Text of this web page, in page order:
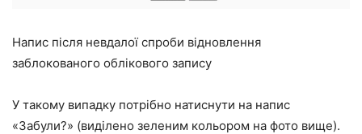
Напис після невдалої спроби відновлення
заблокованого облікового запису
У такому випадку потрібно натиснути на напис
«Забули?» (виділено зеленим кольором на фото вище).